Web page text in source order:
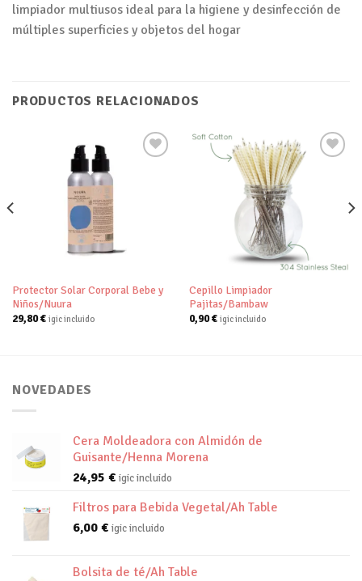
limpiador multiusos ideal para la higiene y desinfección de
múltiples superficies y objetos del hogar
PRODUCTOS RELACIONADOS
Protector Solar Corporal Bebe y
Niños/Nuura
29,80€ igic incluido
Cepillo Limpiador
Pajitas/Bambaw
0,90€ igic incluido
NOVEDADES
Cera Moldeadora con Almidón de
Guisante/Henna Morena
24,95 € igic incluido
Filtros para Bebida Vegetal/Ah Table
6,00 € igic incluido
Bolsita de té/Ah Table